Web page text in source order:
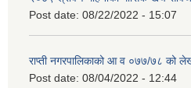
Post date: 08/22/2022 - 15:07
राप्ती नगरपालिकाको आ व ०७७/७८ को
Post date: 08/04/2022 - 12:44